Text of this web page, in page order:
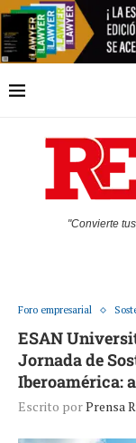
"Convierte
Foro empresarial
ESAN
Jornada de
Iberoamérica:
Escrito porPrensa